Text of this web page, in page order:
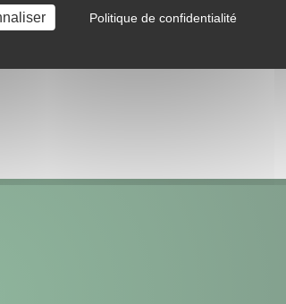
Politique de confidentialité
BY SALONVERT